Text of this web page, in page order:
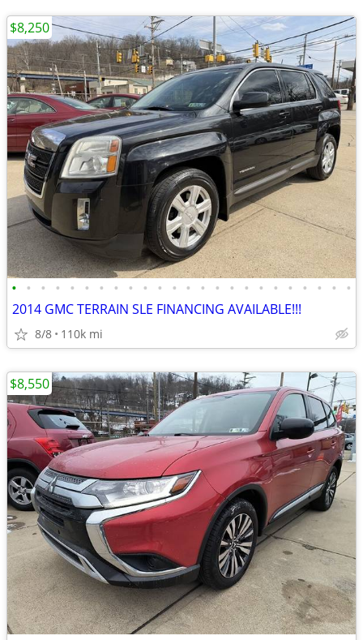
• • • • • • • • • • • • • • • • • • • • • • • •
2014 GMC TERRAIN SLE FINANCING AVAILABLE!!!
8/8 110k mi
$8,250
$8,550